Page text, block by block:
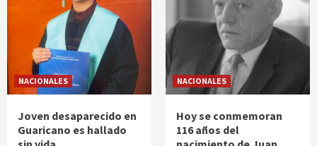
NACIONALES
Joven desaparecido en
Guaricano es hallado
NACIONALES
Hoy se conmemoran
116 años del